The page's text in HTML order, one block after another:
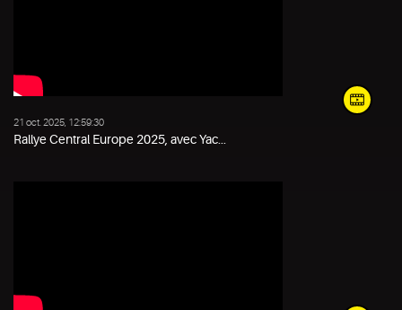
21 oct. 2025, 12:59:30
Rallye Central Europe 2025, avec Yac...